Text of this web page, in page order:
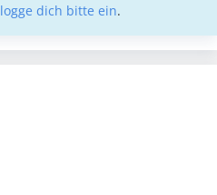
logge dich bitte ein.